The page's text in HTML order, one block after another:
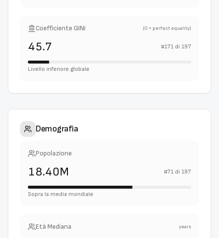
Coefficiente GINI (0 = perfect equality)
45.7 #171 di 197
Livello inferiore globale
Demografia
Popolazione
18.40M #71 di 197
Sopra la media mondiale
Età Mediana years